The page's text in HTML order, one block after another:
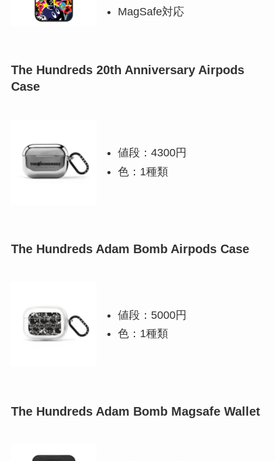
MagSafe対応
The Hundreds 20th Anniversary Airpods
Case
値段：4300円
色：1種類
The Hundreds Adam Bomb Airpods Case
値段：5000円
色：1種類
The Hundreds Adam Bomb Magsafe Wallet